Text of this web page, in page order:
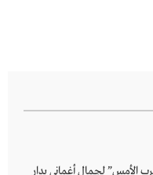
الأمس” لجمال أغماني بدار